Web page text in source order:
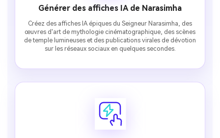
Générer des affiches IA de Narasimha
Créez des affiches IA épiques du Seigneur Narasimha, des
œuvres d'art de mythologie cinématographique, des scènes
de temple lumineuses et des publications virales de dévotion
sur les réseaux sociaux en quelques secondes.